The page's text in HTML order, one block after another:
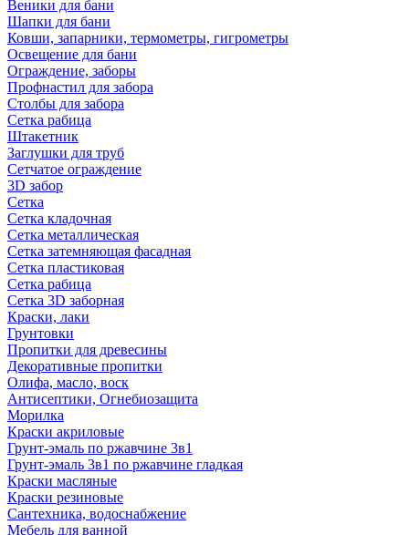
Веники для бани
Шапки для бани
Ковши, запарники, термометры, гигрометры
Освещение для бани
Ограждение, заборы
Профнастил для забора
Столбы для забора
Сетка рабица
Штакетник
Заглушки для труб
Сетчатое ограждение
3D забор
Сетка
Сетка кладочная
Сетка металлическая
Сетка затемняющая фасадная
Сетка пластиковая
Сетка рабица
Сетка 3D заборная
Краски, лаки
Грунтовки
Пропитки для древесины
Декоративные пропитки
Олифа, масло, воск
Антисептики, Огнебиозащита
Морилка
Краски акриловые
Грунт-эмаль по ржавчине 3в1
Грунт-эмаль 3в1 по ржавчине гладкая
Краски масляные
Краски резиновые
Сантехника, водоснабжение
Мебель для ванной